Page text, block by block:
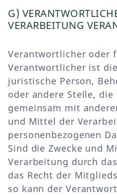
G)
VERARBEITUNG
Verantwortlicher oder
Verantwortlicher ist
juristische Person,
oder andere Stelle,
gemeinsam mit
und Mittel der
personenbezogenen
Sind die Zwecke und
Verarbeitung durch
das Recht der
so kann der